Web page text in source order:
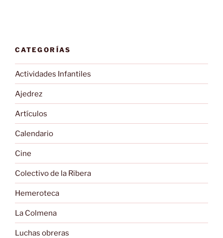
CATEGORÍAS
Actividades Infantiles
Ajedrez
Artículos
Calendario
Cine
Colectivo de la Ribera
Hemeroteca
La Colmena
Luchas obreras